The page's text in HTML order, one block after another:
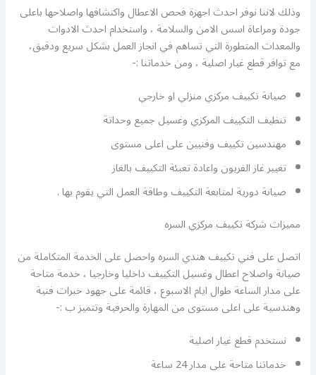
وذلك لاننا نوفر احدث اجهزة فحص الاعطال واكتشافها واصلاحها باعلى
جودة ومراعاة اسس الامن والسلامة ، واستخدام احدث الادوات
والمعدات المتطورة التي تساهم في انجاز العمل بشكل سريع ودقيق،
مع توافر قطع غيار اصلية ، ومن خدماتنا :-
صيانة تكييف مركزي منزلي او خارجي
تنظيف التكييف المركزي وغسيل جميع وحداتة
مهندسين تكييف وفنيين على اعلى مستوى
تغيير غاز الفريون واعادة تعبئة التكييف بالغاز
صيانة دورية لمتابعة التكييف وطاقة العمل التي يقوم بها .
مميزات شركة تكييف مركزي السره
اتصل على فني تكييف هندي السره واحصل على الخدمة المتكاملة من
صيانة واصلاح اعطال وغسيل التكييف داخليا وخارجيا ، خدمة متاحة
على مدار الساعة طوال ايام الاسبوع ، قائمة على جهود خبرات فنية
وهندسية على اعلى مستوى من المهارة والحرفية وتتميز ب :-
نستخدم قطع غيار اصلية
خدماتنا متاحة على مدار 24 ساعة